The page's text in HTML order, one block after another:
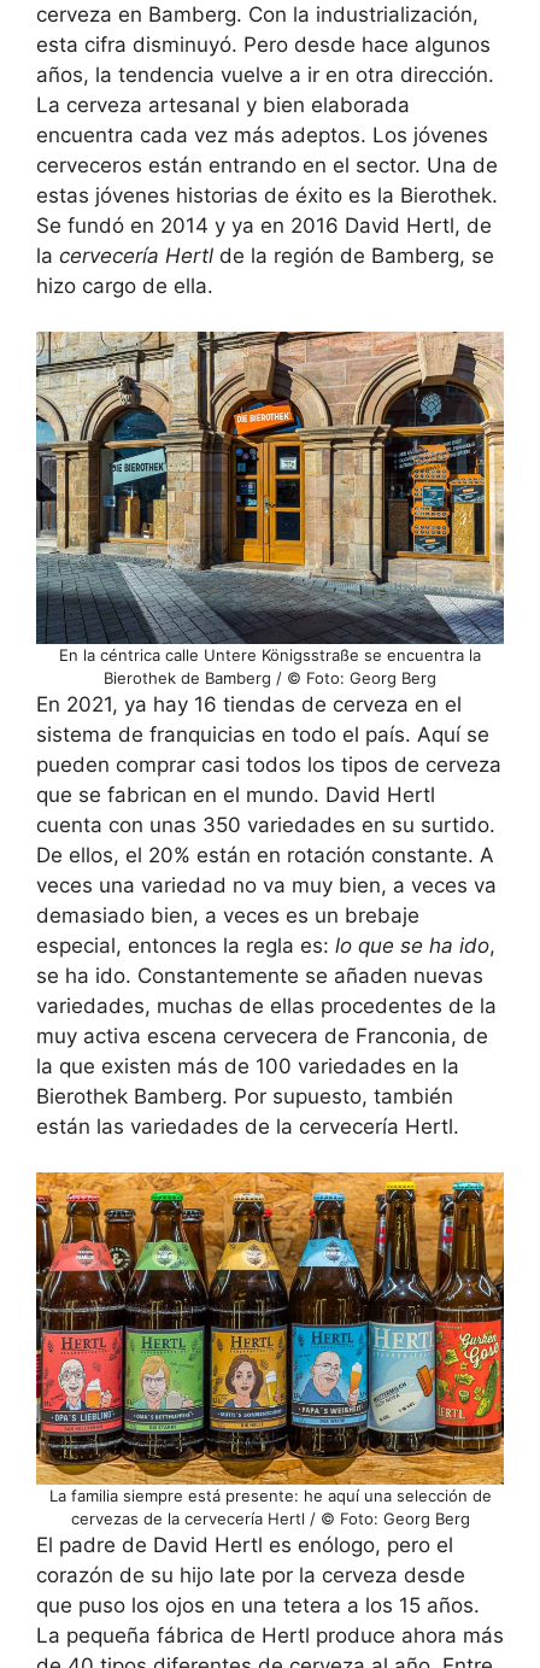
cerveza en Bamberg. Con la industrialización,
esta cifra disminuyó. Pero desde hace algunos
años, la tendencia vuelve a ir en otra dirección.
La cerveza artesanal y bien elaborada
encuentra cada vez más adeptos. Los jóvenes
cerveceros están entrando en el sector. Una de
estas jóvenes historias de éxito es la Bierothek.
Se fundó en 2014 y ya en 2016 David Hertl, de
la cervecería Hertl de la región de Bamberg, se
hizo cargo de ella.
En la céntrica calle Untere Königsstraße se encuentra la
Bierothek de Bamberg / © Foto: Georg Berg
En 2021, ya hay 16 tiendas de cerveza en el
sistema de franquicias en todo el país. Aquí se
pueden comprar casi todos los tipos de cerveza
que se fabrican en el mundo. David Hertl
cuenta con unas 350 variedades en su surtido.
De ellos, el 20% están en rotación constante. A
veces una variedad no va muy bien, a veces va
demasiado bien, a veces es un brebaje
especial, entonces la regla es: lo que se ha ido,
se ha ido. Constantemente se añaden nuevas
variedades, muchas de ellas procedentes de la
muy activa escena cervecera de Franconia, de
la que existen más de 100 variedades en la
Bierothek Bamberg. Por supuesto, también
están las variedades de la cervecería Hertl.
La familia siempre está presente: he aquí una selección de
cervezas de la cervecería Hertl / © Foto: Georg Berg
El padre de David Hertl es enólogo, pero el
corazón de su hijo late por la cerveza desde
que puso los ojos en una tetera a los 15 años.
La pequeña fábrica de Hertl produce ahora más